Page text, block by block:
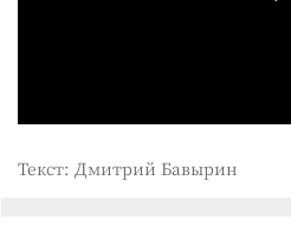
Текст: Дмитрий Бавырин